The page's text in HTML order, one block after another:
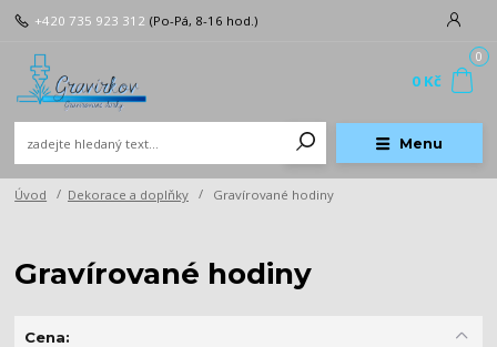
Menu
+420 735 923 312 (Po-Pá, 8-16 hod.)
0
0 Kč
Úvod Dekorace a doplňky Gravírované hodiny
Gravírované hodiny
Cena: